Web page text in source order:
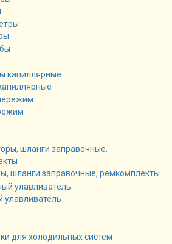
шланги заправочные, ремкомплекты
улавливатель